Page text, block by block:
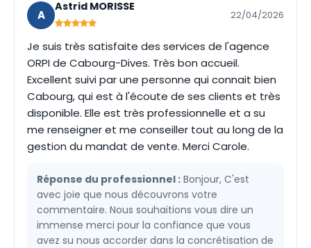
A
Astrid MORISSE
22/04/2026
Je suis très satisfaite des services de l'agence
ORPI de Cabourg-Dives. Très bon accueil.
Excellent suivi par une personne qui connait bien
Cabourg, qui est à l'écoute de ses clients et très
disponible. Elle est très professionnelle et a su
me renseigner et me conseiller tout au long de la
gestion du mandat de vente. Merci Carole.
Réponse du professionnel : Bonjour, C'est
avec joie que nous découvrons votre
commentaire. Nous souhaitions vous dire un
immense merci pour la confiance que vous
avez su nous accorder dans la concrétisation de